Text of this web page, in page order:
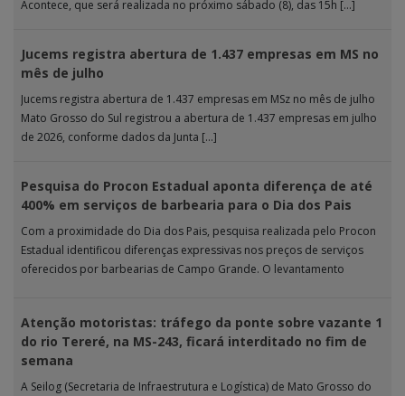
Acontece, que será realizada no próximo sábado (8), das 15h […]
Jucems registra abertura de 1.437 empresas em MS no
mês de julho
Jucems registra abertura de 1.437 empresas em MSz no mês de julho
Mato Grosso do Sul registrou a abertura de 1.437 empresas em julho
de 2026, conforme dados da Junta […]
Pesquisa do Procon Estadual aponta diferença de até
400% em serviços de barbearia para o Dia dos Pais
Com a proximidade do Dia dos Pais, pesquisa realizada pelo Procon
Estadual identificou diferenças expressivas nos preços de serviços
oferecidos por barbearias de Campo Grande. O levantamento
Atenção motoristas: tráfego da ponte sobre vazante 1
do rio Tereré, na MS-243, ficará interditado no fim de
semana
A Seilog (Secretaria de Infraestrutura e Logística) de Mato Grosso do